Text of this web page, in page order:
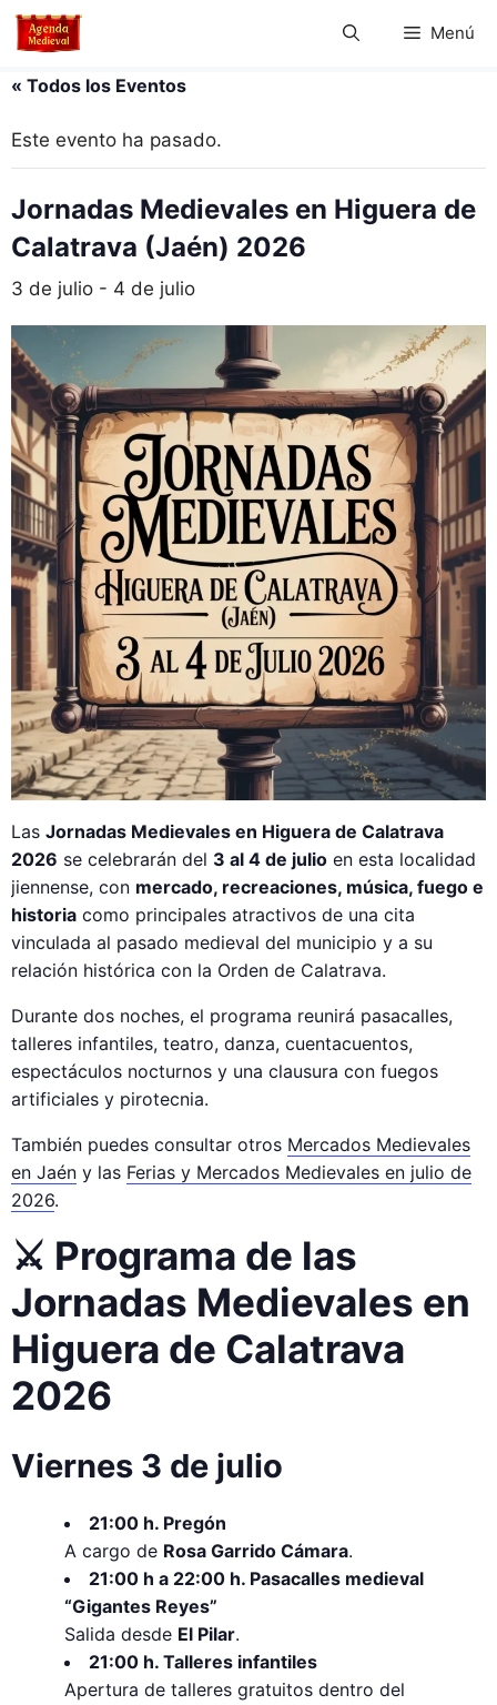
Saltar
Menú
« Todos los Eventos
Este evento ha pasado.
Jornadas Medievales en Higuera de
Calatrava (Jaén) 2026
3 de julio - 4 de julio
Las Jornadas Medievales en Higuera de Calatrava
2026 se celebrarán del 3 al 4 de julio en esta localidad
jiennense, con mercado, recreaciones, música, fuego e
historia como principales atractivos de una cita
vinculada al pasado medieval del municipio y a su
relación histórica con la Orden de Calatrava.
Durante dos noches, el programa reunirá pasacalles,
talleres infantiles, teatro, danza, cuentacuentos,
espectáculos nocturnos y una clausura con fuegos
artificiales y pirotecnia.
También puedes consultar otros Mercados Medievales
en Jaén y las Ferias y Mercados Medievales en julio de
2026.
⚔️ Programa de las
Jornadas Medievales en
Higuera de Calatrava
2026
Viernes 3 de julio
21:00 h. Pregón
A cargo de Rosa Garrido Cámara.
21:00 h a 22:00 h. Pasacalles medieval
“Gigantes Reyes”
Salida desde El Pilar.
21:00 h. Talleres infantiles
Apertura de talleres gratuitos dentro del